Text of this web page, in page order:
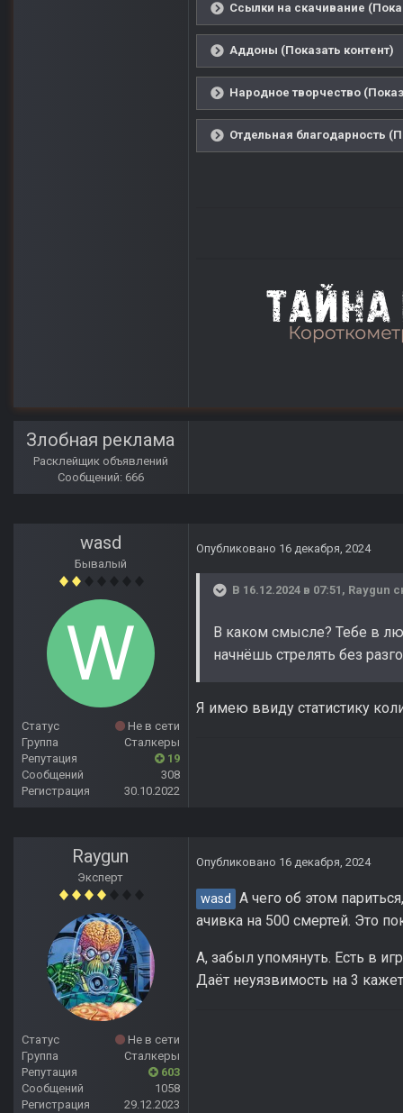
Ссылки на скачивание
Аддоны (Показать контент)
Народное творчество
Отдельная благодарность
Злобная реклама
Расклейщик объявлений
Сообщений: 666
wasd
Бывалый
Статус
Не в сети
Группа
Сталкеры
Репутация
19
Сообщений
308
Регистрация
30.10.2022
Опубликовано 16 декабря, 2024
В 16.12.2024 в 07:51, Raygun
В каком смысле? Тебе в
начнёшь стрелять без
Я имею ввиду статистику
Raygun
Эксперт
Статус
Не в сети
Группа
Сталкеры
Репутация
603
Сообщений
1058
Регистрация
29.12.2023
Опубликовано 16 декабря, 2024
wasd
А чего об этом
ачивка на 500 смертей. Это
А, забыл упомянуть. Есть в
Даёт неуязвимость на 3